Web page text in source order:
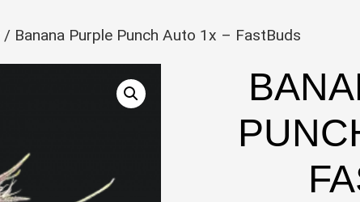
/ Banana Purple Punch Auto 1x – FastBuds